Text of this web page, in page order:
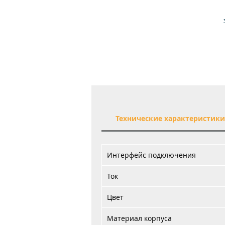
Технические характеристики
Интерфейс подключения
Ток
Цвет
Материал корпуса